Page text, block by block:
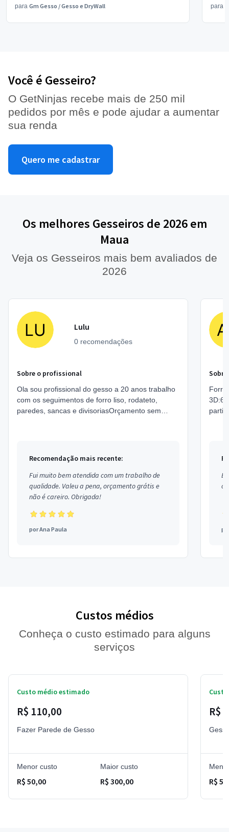
para Gm Gesso /Gesso e DryWall para
Você é Gesseiro?
O GetNinjas recebe mais de 250 mil
pedidos por mês e pode ajudar a aumentar
sua renda
Quero me cadastrar
Os melhores Gesseiros de 2026 em
Maua
Veja os Gesseiros mais bem avaliados de
2026
Lulu
0 recomendações
Sobre o profissional
Ola sou profissional do gesso a 20 anos trabalho
com os seguimentos de forro liso, rodateto,
paredes, sancas e divisoriasOrçamento sem
Recomendação mais recente:
Fui muito bem atendida com um trabalho de
qualidade. Valeu a pena, orçamento grátis e
não é careiro. Obrigada!
porAna Paula
Forro
partir
Custos médios
Conheça o custo estimado para alguns
serviços
Custo médio estimado
R$ 110,00
Fazer Parede de Gesso
Menor custo
R$ 50,00
Maior custo
R$ 300,00
R$
R$